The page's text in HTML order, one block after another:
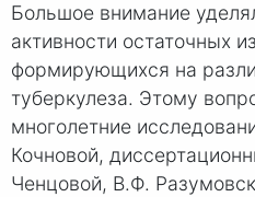
Большое внимание
активности остаточных
формирующихся на
туберкулеза. Этому
многолетние
Кочновой,
Ченцовой, В.Ф.